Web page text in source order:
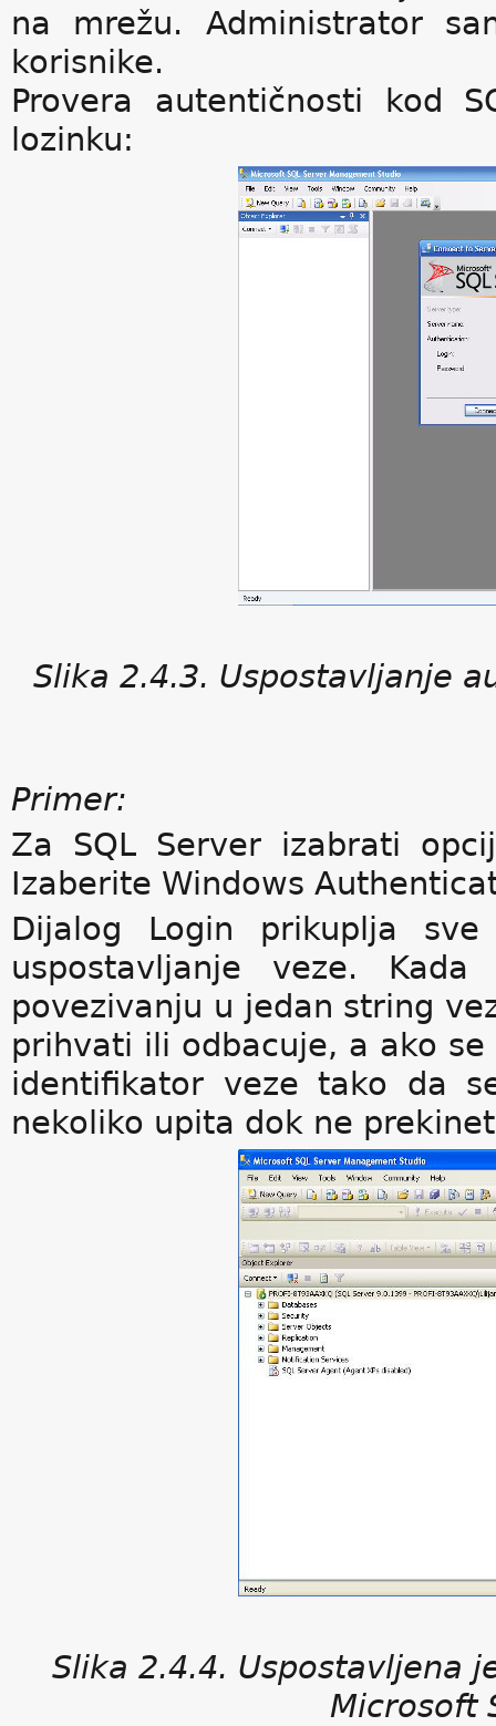
na mrežu. Administrator
korisnike.
Provera autentičnosti kod
lozinku:
Slika 2.4.3. Uspostavljanje
Primer:
Za SQL Server izabrati
Izaberite Windows
Dijalog Login prikuplja
uspostavljanje veze.
povezivanju u jedan string
prihvati ili odbacuje, a ako
identifikator veze tako da
nekoliko upita dok ne
Slika 2.4.4. Uspostavljena
Microsoft